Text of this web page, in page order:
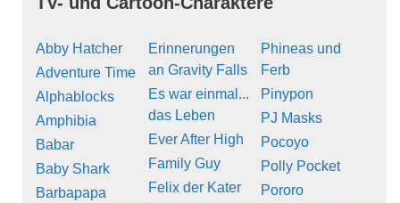
Abby Hatcher
Adventure Time
Alphablocks
Amphibia
Babar
Baby Shark
Barbapapa
Erinnerungen
an Gravity Falls
Es war einmal...
das Leben
Ever After High
Family Guy
Felix der Kater
Phineas und
Ferb
Pinypon
PJ Masks
Pocoyo
Polly Pocket
Pororo